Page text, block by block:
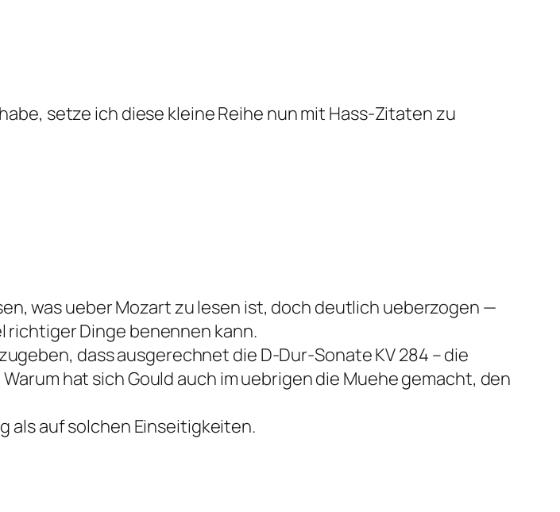
setze ich diese kleine Reihe nun mit Hass-Zitaten zu
was ueber Mozart zu lesen ist, doch deutlich ueberzogen —
richtiger Dinge benennen kann.
dass ausgerechnet die D-Dur-Sonate KV 284 – die
hat sich Gould auch im uebrigen die Muehe gemacht, den
als auf solchen Einseitigkeiten.